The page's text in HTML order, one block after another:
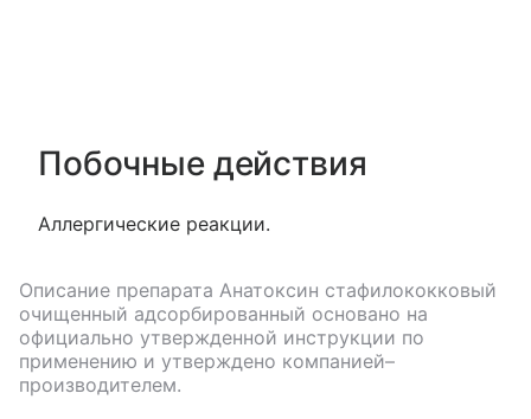
Побочные действия
Аллергические реакции.
Описание препарата Анатоксин стафилококковый
очищенный адсорбированный основано на
официально утвержденной инструкции по
применению и утверждено компанией–
производителем.